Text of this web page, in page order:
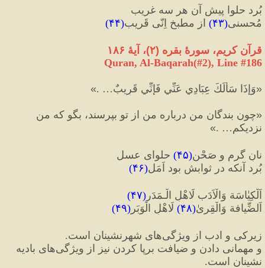
بُرد حلوا پیشِ آن هر سه غریب
مُحسنی(۴۳) از مطبخِ اِنّی قَریب(۴۴)
قرآن کریم، سورهٔ بقره (۲)، آیهٔ ۱۸۶
Quran, Al-Baqarah(#2), Line #186
«وَإِذَا سَأَلَكَ عِبَادِي عَنِّي فَإِنِّي قَرِيبٌ… .»
«
نزديكم… .»
نانِ گرم و صَحْنِ(۴۵) حلوای عسل
بُرد آنکه در ثوابش بود اَمَل(۴۶)
اَلْکِیٰاسَة وَالْاَدَب لَاهْلِ الْـمَدَر (۴۷)
اَلضِّیافة وَالْقِریٰ(۴۸) لَاهْلِ الْوَبَر (۴۹)
زیرکی و ادب از ویژگی‌های شهرنشینان است.
نشینان است.